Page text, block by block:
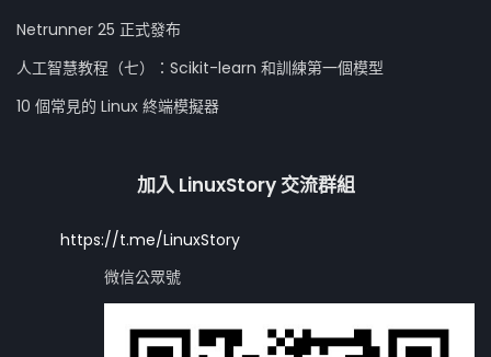
Netrunner 25 正式發布
人工智慧教程（七）：Scikit-learn 和訓練第一個模型
10 個常見的 Linux 終端模擬器
加入 LinuxStory 交流群組
https://t.me/LinuxStory
微信公眾號